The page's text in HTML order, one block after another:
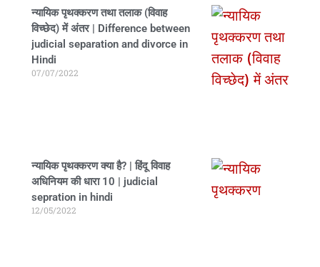
न्यायिक पृथक्करण तथा तलाक (विवाह
विच्छेद) में अंतर | Difference between
judicial separation and divorce in
Hindi
07/07/2022
न्यायिक पृथक्करण क्या है? | हिंदू विवाह
अधिनियम की धारा 10 | judicial
sepration in hindi
12/05/2022